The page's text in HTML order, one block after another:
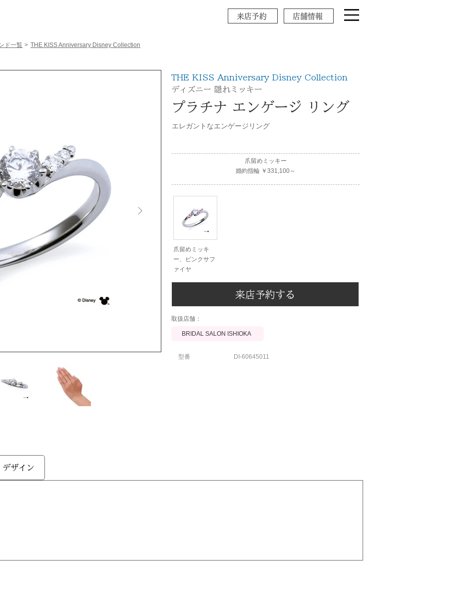
来店予約 店舗情報
ド一覧 > THE KISS Anniversary Disney Collection
THE KISS Anniversary Disney Collection
ディズニー 隠れミッキー
プラチナ エンゲージ リング
エレガントなエンゲージリング
爪留めミッキー
婚約指輪 ￥331,100～
爪留めミッキ
ー、ピンクサフ
ァイヤ
来店予約する
​取扱店舗：
BRIDAL SALON ISHIOKA
型番 DI-60645011
ザイン